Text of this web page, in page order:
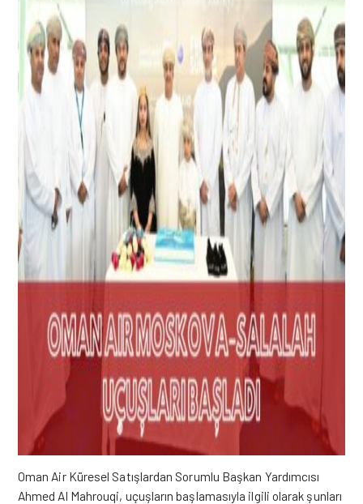
Oman Air Küresel Satışlardan Sorumlu Başkan Yardımcısı
Ahmed Al Mahrouqi, uçuşların başlamasıyla ilgili olarak şunları